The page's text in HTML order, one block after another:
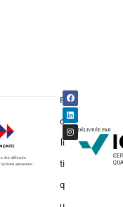
P
o
li
ti
q